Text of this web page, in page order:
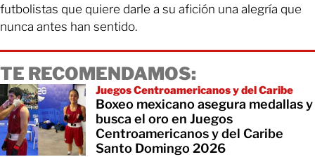
futbolistas que quiere darle a su afición una alegría que
nunca antes han sentido.
TE RECOMENDAMOS:
Juegos Centroamericanos y del Caribe
Boxeo mexicano asegura medallas y
busca el oro en Juegos
Centroamericanos y del Caribe
Santo Domingo 2026